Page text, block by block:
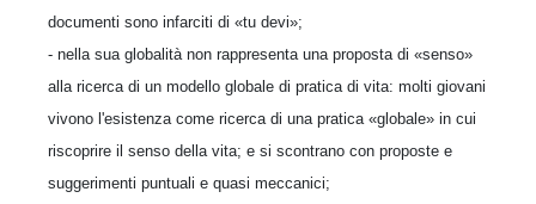
documenti sono infarciti di «tu devi»;
- nella sua globalità non rappresenta una proposta di «senso»
alla ricerca di un modello globale di pratica di vita: molti giovani
vivono l'esistenza come ricerca di una pratica «globale» in cui
riscoprire il senso della vita; e si scontrano con proposte e
suggerimenti puntuali e quasi meccanici;